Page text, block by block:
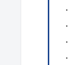
・
・
・
・